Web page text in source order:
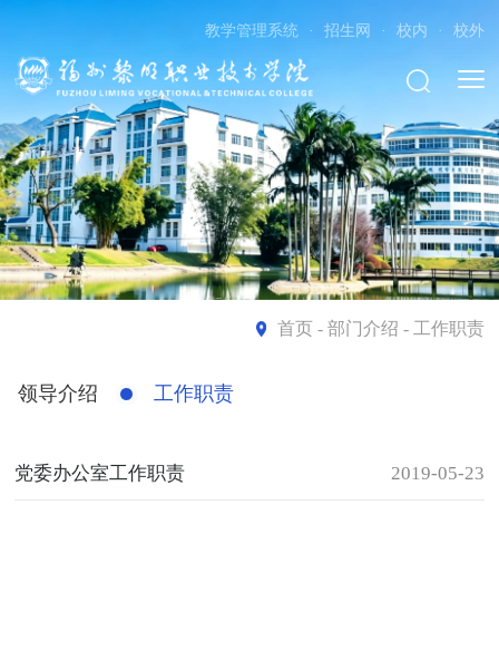
教学管理系统 · 招生网 · 校内 · 校外
首页- 部门介绍 - 工作职责
领导介绍 工作职责
党委办公室工作职责 2019-05-23